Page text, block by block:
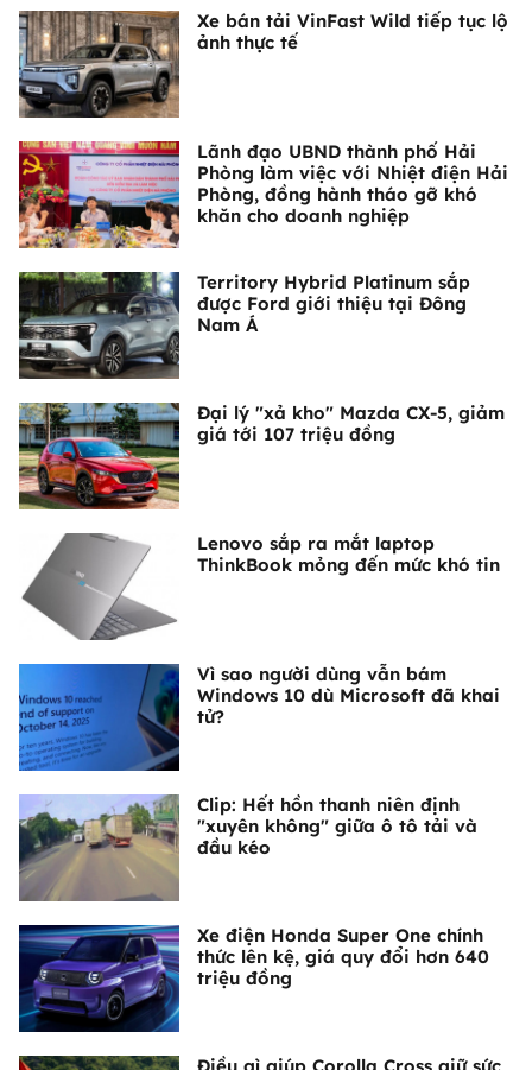
Xe bán tải VinFast Wild tiếp tục lộ
ảnh thực tế
Lãnh đạo UBND thành phố Hải
Phòng làm việc với Nhiệt điện Hải
Phòng, đồng hành tháo gỡ khó
khăn cho doanh nghiệp
Territory Hybrid Platinum sắp
được Ford giới thiệu tại Đông
Nam Á
Đại lý "xả kho" Mazda CX-5, giảm
giá tới 107 triệu đồng
Lenovo sắp ra mắt laptop
ThinkBook mỏng đến mức khó tin
Vì sao người dùng vẫn bám
Windows 10 dù Microsoft đã khai
tử?
Clip: Hết hồn thanh niên định
"xuyên không" giữa ô tô tải và
đầu kéo
Xe điện Honda Super One chính
thức lên kệ, giá quy đổi hơn 640
triệu đồng
Điều gì giúp Corolla Cross giữ sức